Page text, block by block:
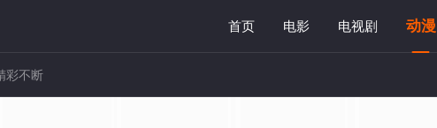
首页 电影 电视剧 动漫